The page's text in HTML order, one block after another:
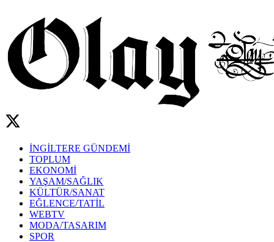
İNGİLTERE GÜNDEMİ
TOPLUM
EKONOMİ
YAŞAM/SAĞLIK
KÜLTÜR/SANAT
EĞLENCE/TATİL
WEBTV
MODA/TASARIM
SPOR